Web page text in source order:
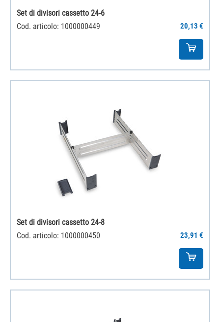
Set di divisori cassetto 24-6
Cod. articolo: 1000000449
20,13 €
Set di divisori cassetto 24-8
Cod. articolo: 1000000450
23,91 €